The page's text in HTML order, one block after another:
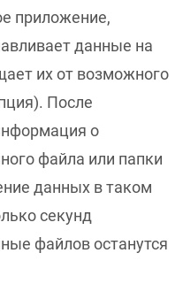
приложение,
данные на
их от возможного
После
о
файла или папки
данных в таком
секунд
файлов останутся